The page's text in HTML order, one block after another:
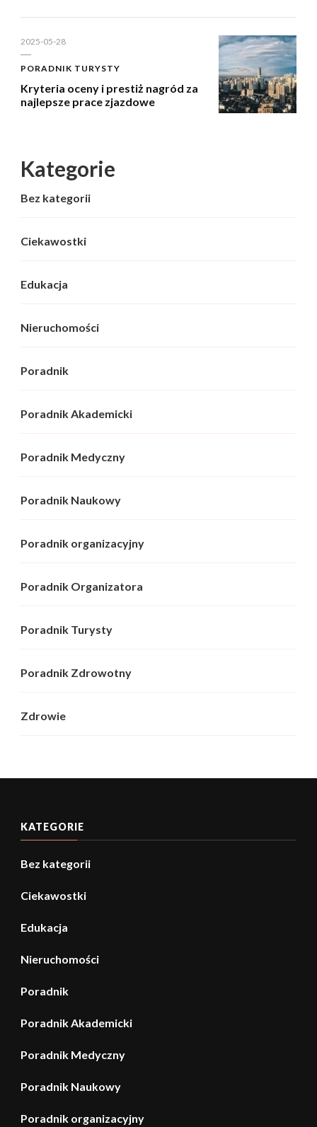
2025-05-28
PORADNIK TURYSTY
Kryteria oceny i prestiż nagród za
najlepsze prace zjazdowe
Kategorie
Bez kategorii
Ciekawostki
Edukacja
Nieruchomości
Poradnik
Poradnik Akademicki
Poradnik Medyczny
Poradnik Naukowy
Poradnik organizacyjny
Poradnik Organizatora
Poradnik Turysty
Poradnik Zdrowotny
Zdrowie
KATEGORIE
Bez kategorii
Ciekawostki
Edukacja
Nieruchomości
Poradnik
Poradnik Akademicki
Poradnik Medyczny
Poradnik Naukowy
Poradnik organizacyjny